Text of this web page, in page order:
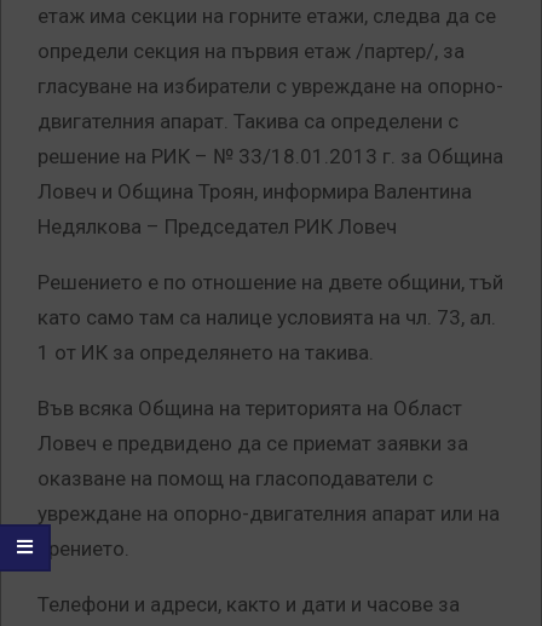
етаж има секции на горните етажи, следва да се
определи секция на първия етаж /партер/, за
гласуване на избиратели с увреждане на опорно-
двигателния апарат. Такива са определени с
решение на РИК – № 33/18.01.2013 г. за Община
Ловеч и Община Троян, информира Валентина
Недялкова – Председател РИК Ловеч
Решението е по отношение на двете общини, тъй
като само там са налице условията на чл. 73, ал.
1 от ИК за определянето на такива.
Във всяка Община на територията на Област
Ловеч е предвидено да се приемат заявки за
оказване на помощ на гласоподаватели с
увреждане на опорно-двигателния апарат или на
зрението.
Телефони и адреси, както и дати и часове за